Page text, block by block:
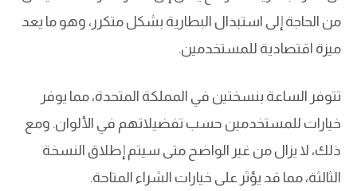
من الحاجة إلى استبدال البطارية بشكل متكرر، وهو ما يعد
ميزة اقتصادية للمستخدمين.
تتوفر الساعة بنسختين في المملكة المتحدة، مما يوفر
خيارات للمستخدمين حسب تفضيلاتهم في الألوان. ومع
ذلك، لا يزال من غير الواضح متى سيتم إطلاق النسخة
الثالثة، مما قد يؤثر على خيارات الشراء المتاحة.